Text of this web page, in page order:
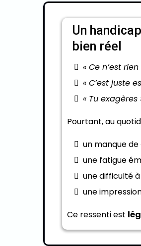
Un
bien réel
« Ce n’est rien
« C’est juste
« Tu exagères
Pourtant, au
un manque
une fatigue
une difficulté
une
Ce ressenti est